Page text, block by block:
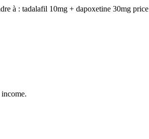
à : tadalafil 10mg + dapoxetine 30mg price